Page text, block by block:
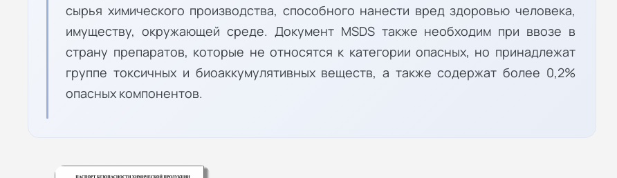
сырья химического производства, способного нанести вред здоровью человека,
имуществу, окружающей среде. Документ MSDS также необходим при ввозе в
страну препаратов, которые не относятся к категории опасных, но принадлежат
группе токсичных и биоаккумулятивных веществ, а также содержат более 0,2%
опасных компонентов.